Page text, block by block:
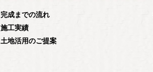
完成までの流れ
施工実績
土地活用のご提案